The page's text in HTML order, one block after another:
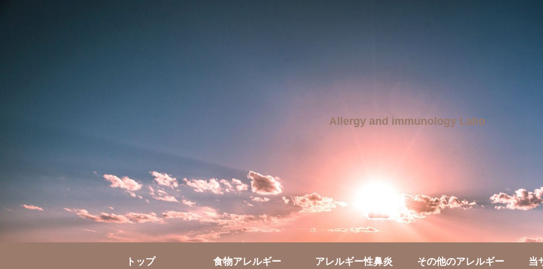
Allergy and immunology Labo
トップ 食物アレルギー アレルギー性鼻炎 その他のアレルギー 当